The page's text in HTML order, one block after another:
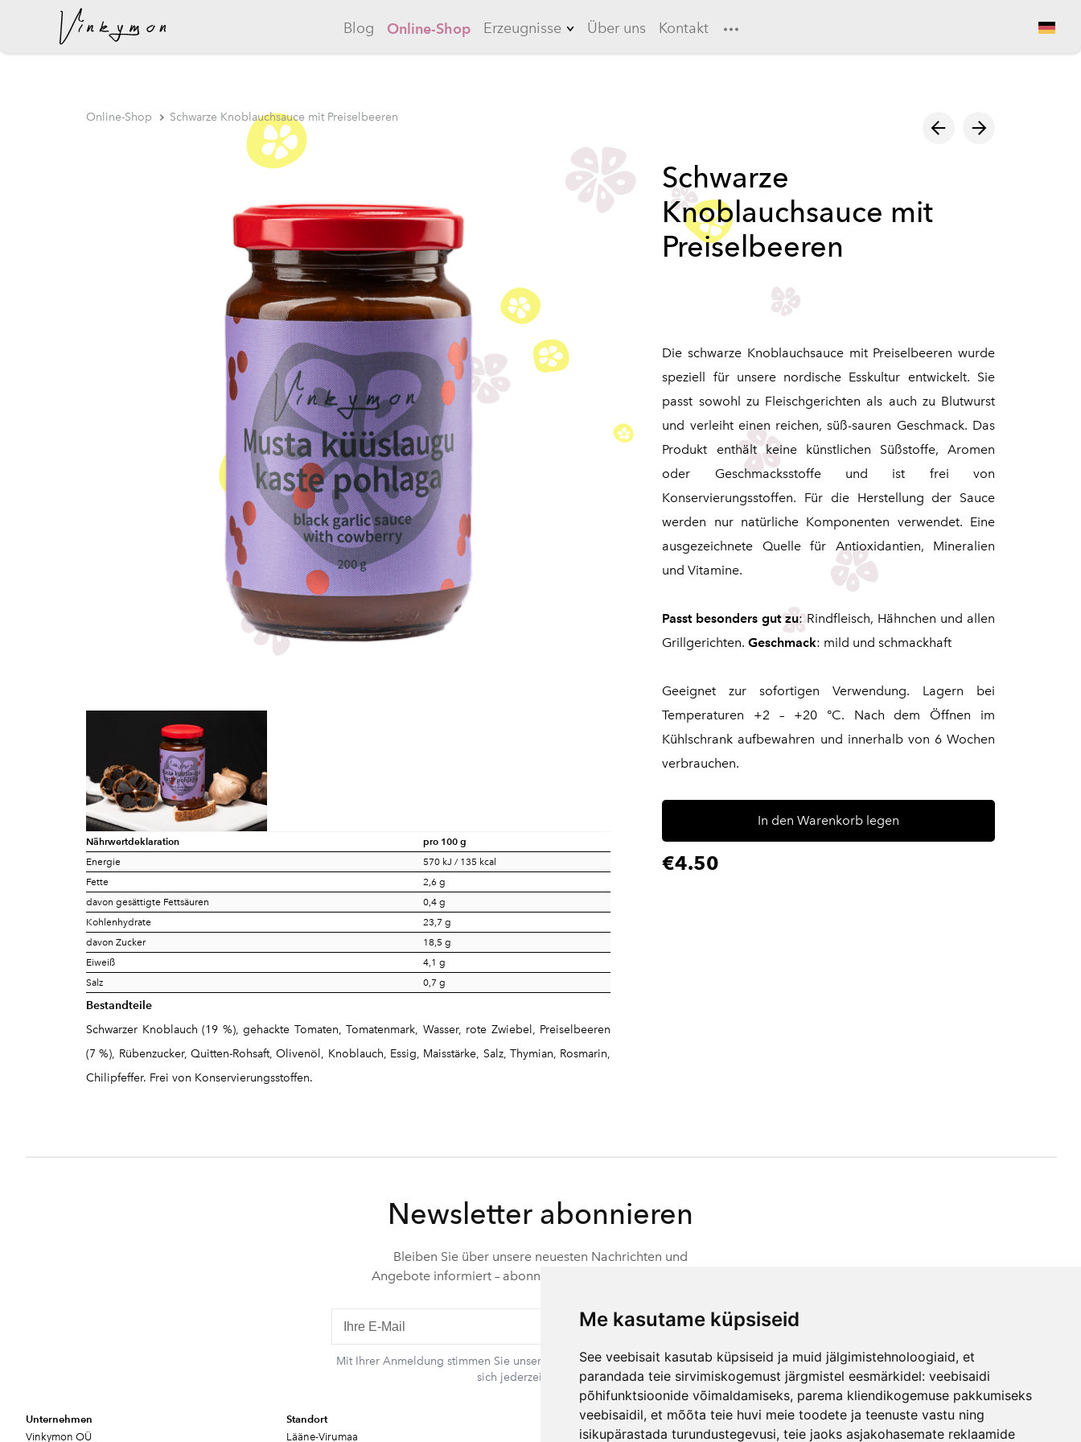
Me kasutame küpsiseid
See veebisait kasutab küpsiseid ja muid jälgimistehnoloogiaid, et
parandada teie sirvimiskogemust järgmistel eesmärkidel: veebisaidi
põhifunktsioonide võimaldamiseks, parema kliendikogemuse pakkumiseks
veebisaidil, et mõõta teie huvi meie toodete ja teenuste vastu ning
isikupärastada turundustegevusi, teie jaoks asjakohasemate reklaamide
Blog Online-Shop Erzeugnisse
Long Drinks
Über uns Kontakt
wurde dem Warenkorb hinzugefügt..
Online-Shop Schwarze Knoblauchsauce mit Preiselbeeren
Nährwertdeklaration pro 100 g
Energie
570 kJ / 135 kcal
Fette
2,6 g
davon gesättigte Fettsäuren
0,4 g
Kohlenhydrate
23,7 g
davon Zucker
18,5 g
Eiweiß
4,1 g
Salz
0,7 g
Bestandteile
Schwarzer Knoblauch (19 %), gehackte Tomaten, Tomatenmark, Wasser, rote Zwiebel, Preiselbeeren
(7 %), Rübenzucker, Quitten-Rohsaft, Olivenöl, Knoblauch, Essig, Maisstärke, Salz, Thymian, Rosmarin,
Chilipfeffer. Frei von Konservierungsstoffen.
Schwarze
Knoblauchsauce mit
Preiselbeeren
Die schwarze Knoblauchsauce mit Preiselbeeren wurde
speziell für unsere nordische Esskultur entwickelt. Sie
passt sowohl zu Fleischgerichten als auch zu Blutwurst
und verleiht einen reichen, süß-sauren Geschmack. Das
Produkt enthält keine künstlichen Süßstoffe, Aromen
oder Geschmacksstoffe und ist frei von
Konservierungsstoffen. Für die Herstellung der Sauce
werden nur natürliche Komponenten verwendet. Eine
ausgezeichnete Quelle für Antioxidantien, Mineralien
und Vitamine.
Passt besonders gut zu: Rindfleisch, Hähnchen und allen
Grillgerichten.Geschmack: mild und schmackhaft
Geeignet zur sofortigen Verwendung. Lagern bei
Temperaturen +2 – +20 °C. Nach dem Öffnen im
Kühlschrank aufbewahren und innerhalb von 6 Wochen
verbrauchen.
In den Warenkorb legen
€4.50
Newsletter abonnieren
Bleiben Sie über unsere neuesten Nachrichten und
Angebote informiert – abonnieren Sie unseren Newsletter.
Abonnieren
Mit Ihrer Anmeldung stimmen Sie unserer Datenschutzerklärung zu. Sie können
sich jederzeit abmelden.
Unternehmen
Vinkymon OÜ
Standort
Lääne-Virumaa
Kontakt
Rando Vink
Maila Vink